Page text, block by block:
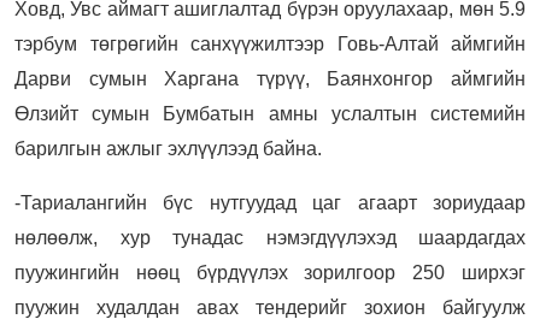
Ховд, Увc аймагт ашиглалтад бүрэн оруулахаар, мөн 5.9
тэрбум төгрөгийн санхүүжилтээр Говь-Алтай аймгийн
Дарви сумын Харгана түрүү, Баянхонгор аймгийн
Өлзийт сумын Бумбатын амны услалтын системийн
барилгын ажлыг эхлүүлээд байна.
-Тариалангийн бүс нутгуудад цаг агаарт зориудаар
нөлөөлж, хур тунадас нэмэгдүүлэхэд шаардагдах
пуужингийн нөөц бүрдүүлэх зорилгоор 250 ширхэг
пуужин худалдан авах тендерийг зохион байгуулж